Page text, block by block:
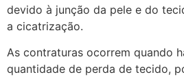
devido à junção da pele e do
a cicatrização.
As contraturas ocorrem quando
quantidade de perda de tecido,